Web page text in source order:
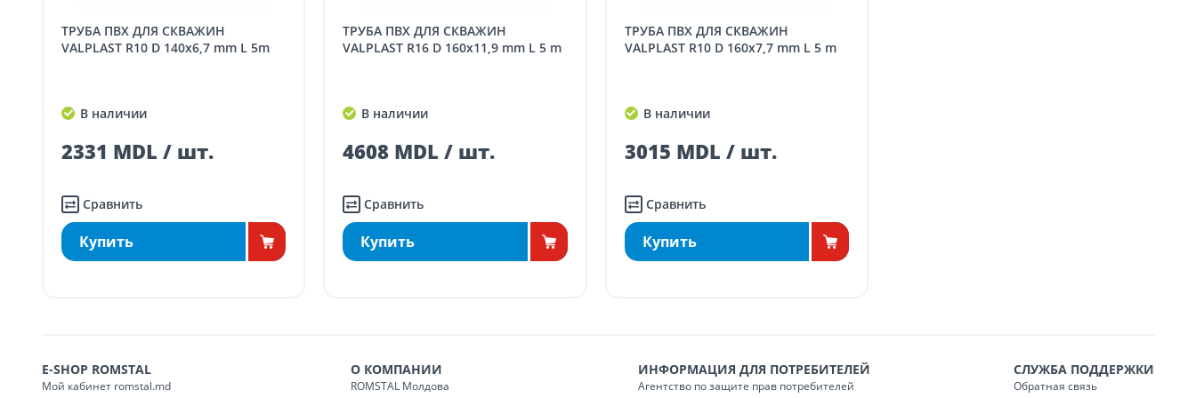
SER08410
Доставка по Кишиневу для заказов менее 5000 лей
(онлайн-заказ, заказ в
SER08411
магазине)
ТРУБА ПВХ ДЛЯ СКВАЖИН
VALPLAST R10 D 140x6,7 mm L 5m
В наличии
2331 MDL / шт.
Сравнить
Купить
ТРУБА ПВХ ДЛЯ СКВАЖИН
VALPLAST R16 D 160x11,9 mm L 5 m
В наличии
4608 MDL / шт.
Сравнить
Купить
ТРУБА ПВХ ДЛЯ СКВАЖИН
VALPLAST R10 D 160x7,7 mm L 5 m
В наличии
3015 MDL / шт.
Сравнить
Купить
E-SHOP ROMSTAL
Мой кабинет romstal.md
О КОМПАНИИ
ROMSTAL Молдова
ИНФОРМАЦИЯ ДЛЯ ПОТРЕБИТЕЛЕЙ
Агентство по защите прав потребителей
СЛУЖБА ПОДДЕРЖКИ
Обратная связь